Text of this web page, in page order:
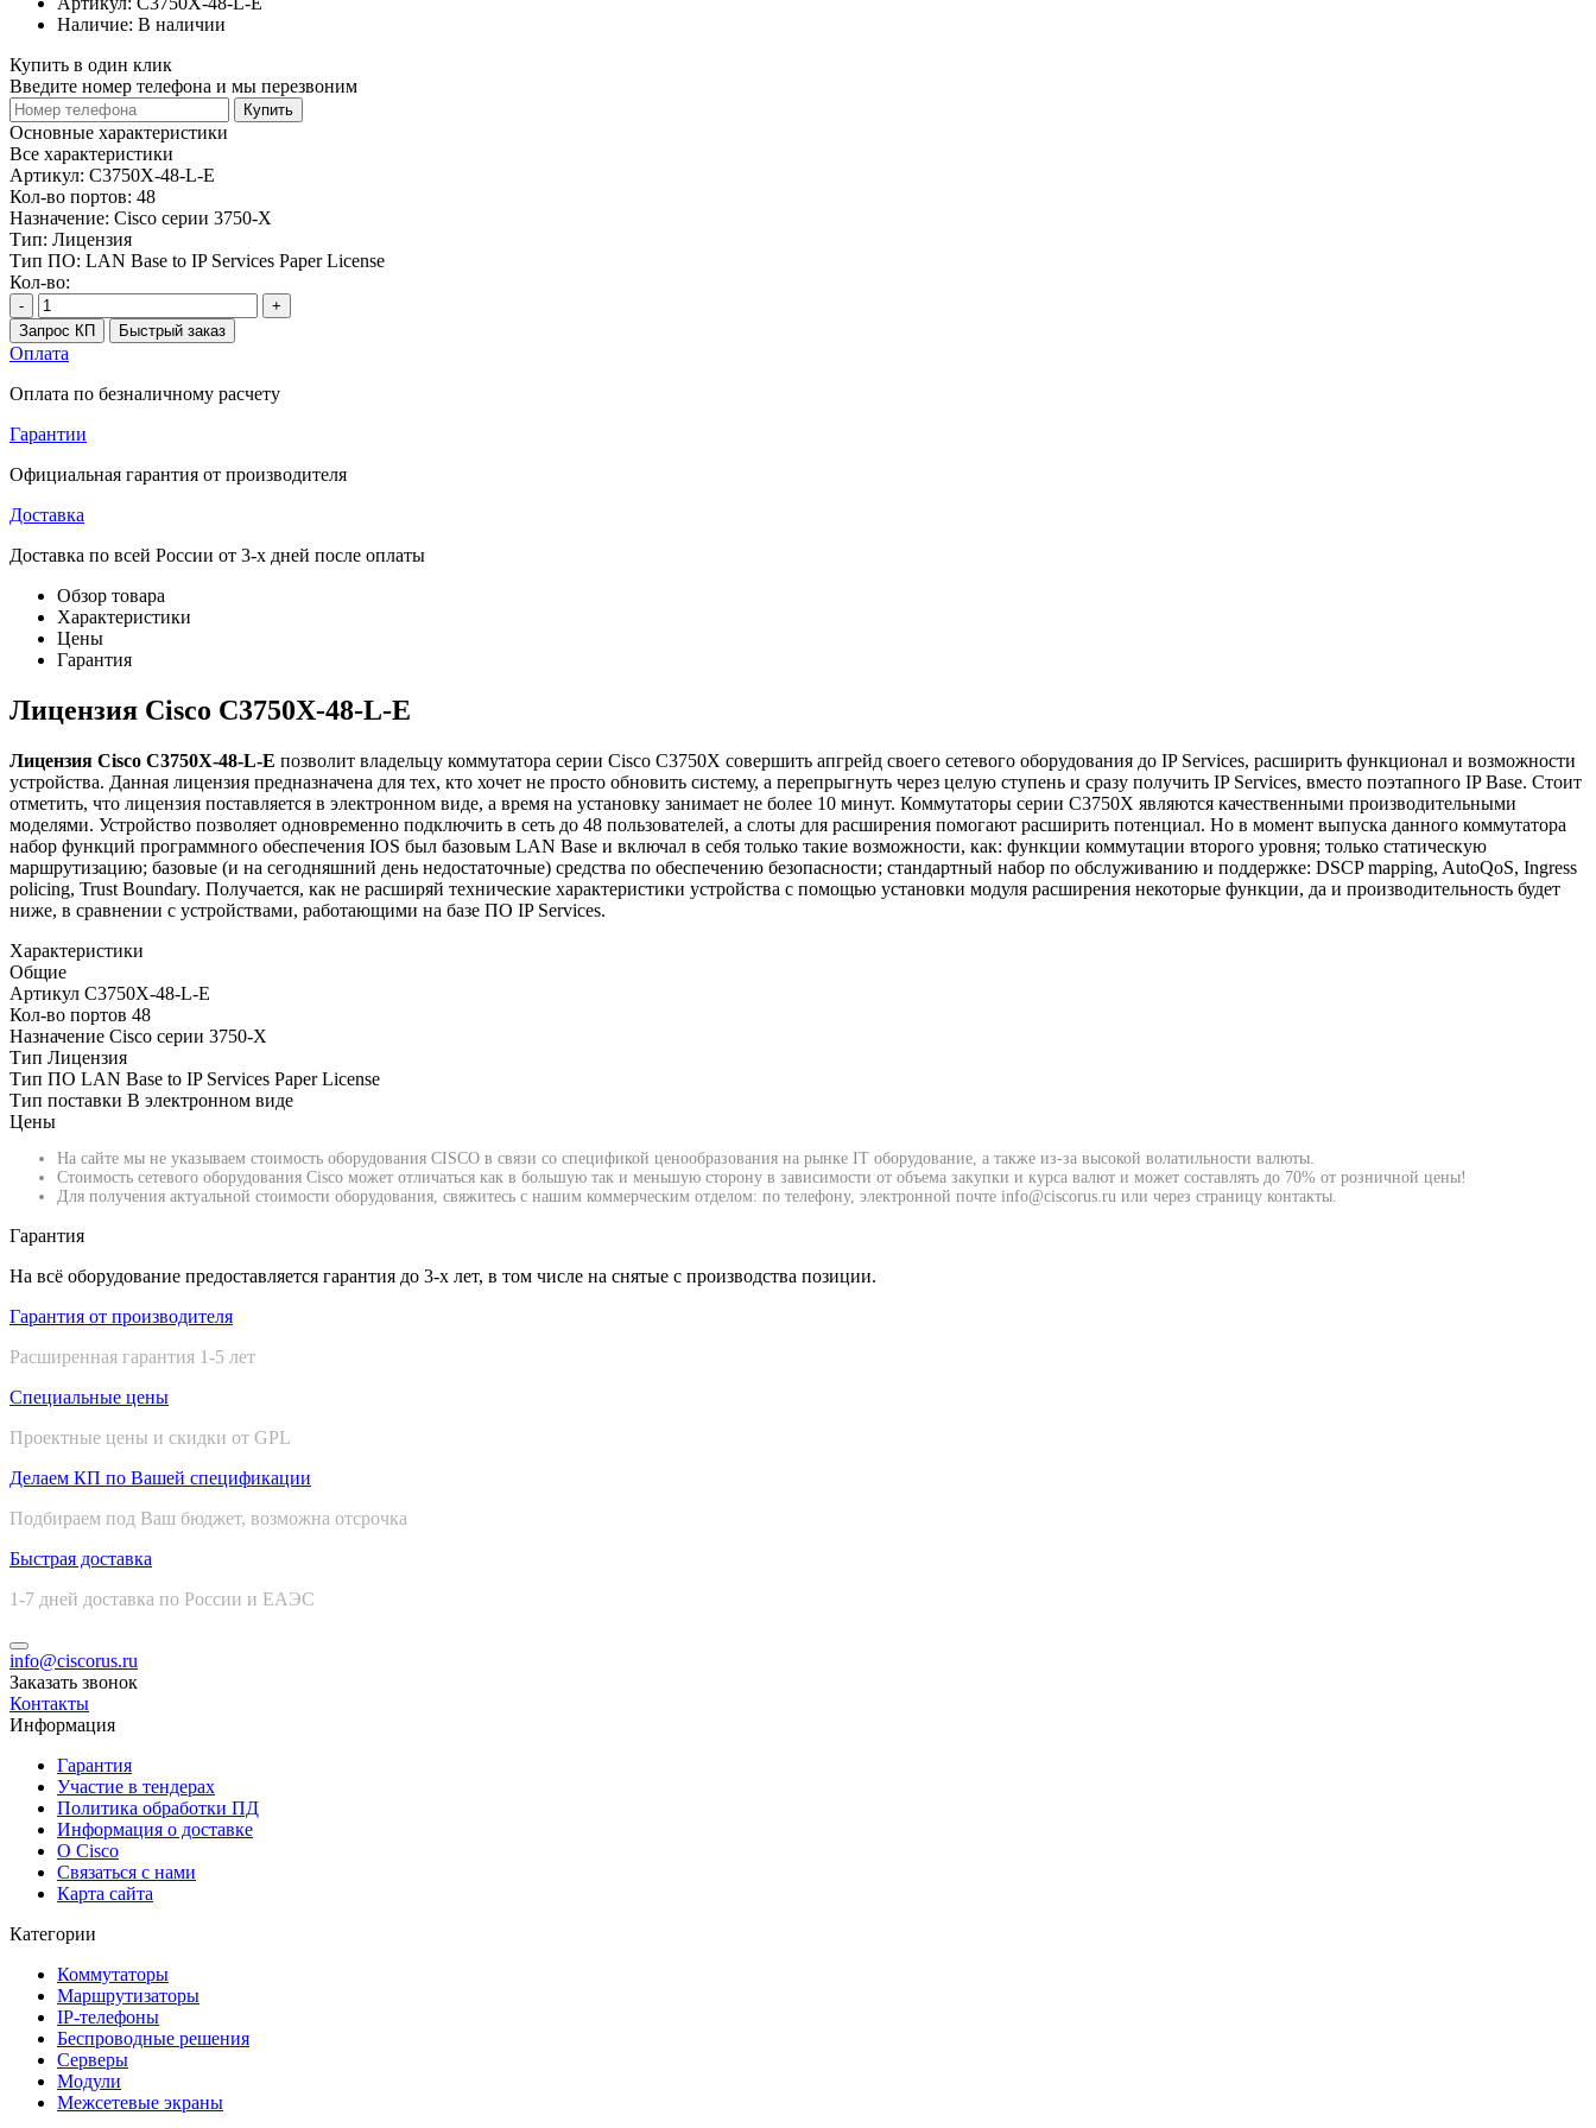
Наличие: В наличии
Купить в один клик
Введите номер телефона и мы перезвоним
Купить
Основные характеристики
Все характеристики
Артикул: C3750X-48-L-E
Кол-во портов: 48
Назначение: Cisco серии 3750-X
Тип: Лицензия
Тип ПО: LAN Base to IP Services Paper License
Кол-во:
-
+
Запрос КП
Быстрый заказ
Оплата
Оплата по безналичному расчету
Гарантии
Официальная гарантия от производителя
Доставка
Доставка по всей России от 3-х дней после оплаты
Обзор товара
Характеристики
Цены
Гарантия
Лицензия Cisco C3750X-48-L-E
Лицензия Cisco C3750X-48-L-E позволит владельцу коммутатора серии Cisco C3750X совершить апгрейд своего сетевого оборудования до IP Services, расширить функционал и возможности
устройства. Данная лицензия предназначена для тех, кто хочет не просто обновить систему, а перепрыгнуть через целую ступень и сразу получить IP Services, вместо поэтапного IP Base. Стоит
отметить, что лицензия поставляется в электронном виде, а время на установку занимает не более 10 минут. Коммутаторы серии C3750X являются качественными производительными
моделями. Устройство позволяет одновременно подключить в сеть до 48 пользователей, а слоты для расширения помогают расширить потенциал. Но в момент выпуска данного коммутатора
набор функций программного обеспечения IOS был базовым LAN Base и включал в себя только такие возможности, как: функции коммутации второго уровня; только статическую
маршрутизацию; базовые (и на сегодняшний день недостаточные) средства по обеспечению безопасности; стандартный набор по обслуживанию и поддержке: DSCP mapping, AutoQoS, Ingress
policing, Trust Boundary. Получается, как не расширяй технические характеристики устройства с помощью установки модуля расширения некоторые функции, да и производительность будет
ниже, в сравнении с устройствами, работающими на базе ПО IP Services.
Характеристики
Общие
Артикул C3750X-48-L-E
Кол-во портов 48
Назначение Cisco серии 3750-X
Тип Лицензия
Тип ПО LAN Base to IP Services Paper License
Тип поставки В электронном виде
Цены
На сайте мы не указываем стоимость оборудования CISCO в связи со спецификой ценообразования на рынке IT оборудование, а также из-за высокой волатильности валюты.
Стоимость сетевого оборудования Cisco может отличаться как в большую так и меньшую сторону в зависимости от объема закупки и курса валют и может составлять до 70% от розничной цены!
Для получения актуальной стоимости оборудования, свяжитесь с нашим коммерческим отделом: по телефону, электронной почте info@ciscorus.ru или через страницу контакты.
Гарантия
На всё оборудование предоставляется гарантия до 3-х лет, в том числе на снятые с производства позиции.
Гарантия от производителя
Расширенная гарантия 1-5 лет
Специальные цены
Проектные цены и скидки от GPL
Делаем КП по Вашей спецификации
Подбираем под Ваш бюджет, возможна отсрочка
Быстрая доставка
1-7 дней доставка по России и ЕАЭС
info@ciscorus.ru
Заказать звонок
Контакты
Информация
Гарантия
Участие в тендерах
Политика обработки ПД
Информация о доставке
О Cisco
Связаться с нами
Карта сайта
Категории
Коммутаторы
Маршрутизаторы
IP-телефоны
Беспроводные решения
Серверы
Модули
Межсетевые экраны